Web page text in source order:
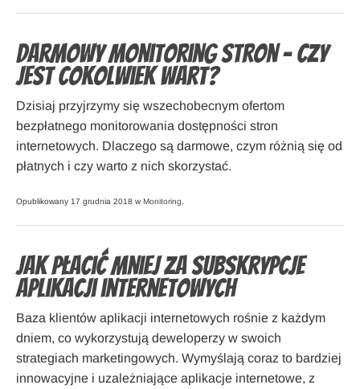
Darmowy monitoring stron – czy
jest cokolwiek wart?
Dzisiaj przyjrzymy się wszechobecnym ofertom
bezpłatnego monitorowania dostępności stron
internetowych. Dlaczego są darmowe, czym różnią się od
płatnych i czy warto z nich skorzystać.
Opublikowany 17 grudnia 2018 w Monitoring
Jak płacić mniej za subskrypcje
aplikacji internetowych
Baza klientów aplikacji internetowych rośnie z każdym
dniem, co wykorzystują deweloperzy w swoich
strategiach marketingowych. Wymyślają coraz to bardziej
innowacyjne i uzależniające aplikacje internetowe, z